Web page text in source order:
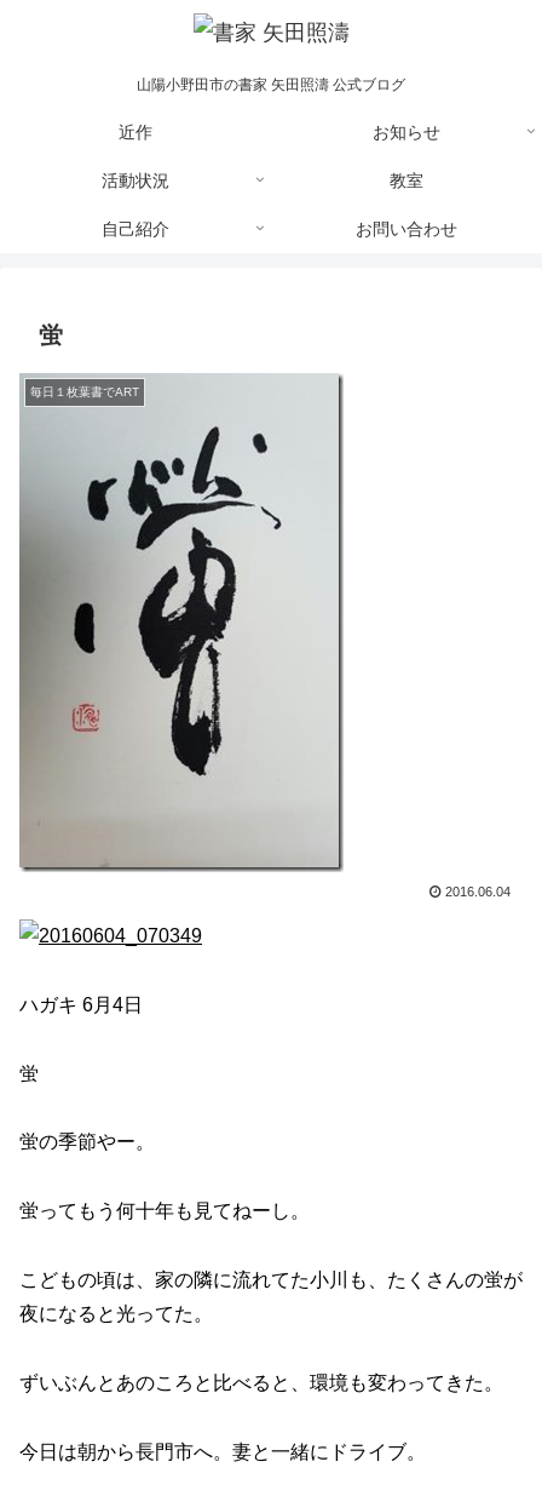
山陽小野田市の書家 矢田照濤 公式ブログ
近作 お知らせ
活動状況 教室
自己紹介 お問い合わせ
蛍
毎日１枚葉書でART
2016.06.04
ハガキ 6月4日
蛍
蛍の季節やー。
蛍ってもう何十年も見てねーし。
こどもの頃は、家の隣に流れてた小川も、たくさんの蛍が
夜になると光ってた。
ずいぶんとあのころと比べると、環境も変わってきた。
今日は朝から長門市へ。妻と一緒にドライブ。